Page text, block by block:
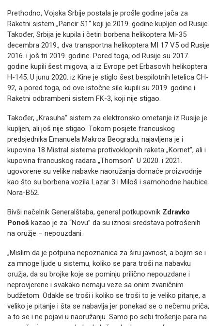
Prethodno, Vojska Srbije postala je prošle godine jača za
Raketni sistem „Pancir S1“ koji je 2019. godine kupljen od Rusije.
Također, Srbija je kupila i četiri borbena helikoptera Mi-35
decembra 2019., dva transportna helikoptera MI 17 V5 od Rusije
2016. i još tri 2019. godine. Pored toga, od Rusije su 2017.
godine kupili šest migova, a iz Evrope pet Erbasovih helikoptera
H-145. U junu 2020. iz Kine je stiglo šest bespilotnih letelica CH-
92, a pored toga, od ove istočne sile kupili su 2019. godine i
Raketni odbrambeni sistem FK-3, koji nije stigao.
Također, „Krasuha“ sistem za elektronsko ometanje iz Rusije je
kupljen, ali još nije stigao. Tokom posjete francuskog
predsjednika Emanuela Makroa Beogradu, najavljena je i
kupovina 18 Mistral sistema protivoklopnih raketa „Kornet“, ali i
kupovina francuskog radara „Thomson“. U 2020. i 2021.
ugovorene su velike nabavke naoružanja domaće proizvodnje
kao što su borbena vozila Lazar 3 i Miloš i samohodne haubice
Nora-B52.
Bivši načelnik Generalštaba, general potkupovnik Zdravko
Ponoš kazao je za “Novu” da su iznosi sredstava potrošenih
na oružje – nepouzdani.
„Mislim da je potpuna nepoznanica za širu javnost, a bojim se i
za mnoge ljude u sistemu, koliko se para troši na nabavku
oružja, da su brojke koje se pominju prilično nepouzdane i
neprovjerene i svakako nemaju veze sa onim zvaničnim
budžetom. Odakle se troši i koliko se troši to je veliko pitanje, a
veliko je pitanje i šta se nabavlja jer ponekad se o nečemu priča,
a to se i ne pojavi u naoružanju. Samo po sebi trošenje para na